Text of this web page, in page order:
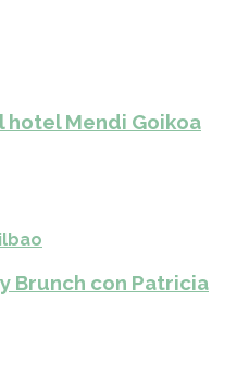
hotel Mendi Goikoa
Brunch con Patricia